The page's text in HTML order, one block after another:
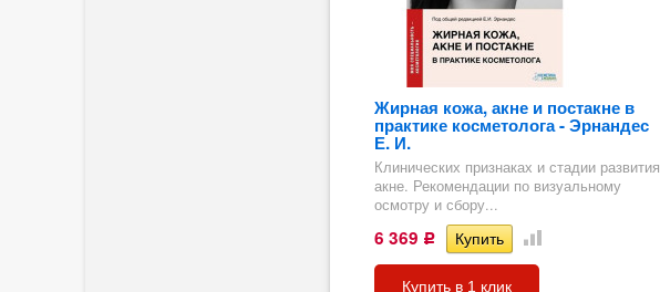
Жирная кожа, акне и постакне в
практике косметолога - Эрнандес
Е. И.
Клинических признаках и стадии развития
акне. Рекомендации по визуальному
осмотру и сбору...
6 369 Р
Купить в 1 клик